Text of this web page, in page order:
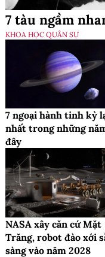
7 tàu ngầm
KHOA HỌC QUÂN SỰ
7 ngoại hành tinh kỳ
nhất trong những
đây
NASA xây căn cứ Mặt
Trăng, robot đào xới
sàng vào năm 2028